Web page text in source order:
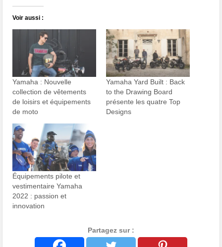
Voir aussi :
Yamaha : Nouvelle
collection de vêtements
de loisirs et équipements
de moto
Yamaha Yard Built : Back
to the Drawing Board
présente les quatre Top
Designs
Équipements pilote et
vestimentaire Yamaha
2022 : passion et
innovation
Partagez sur :